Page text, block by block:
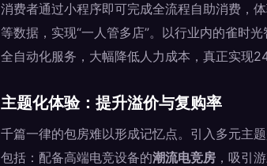
消费者通过小程序即可完成全流程自助消费，
等数据，实现“一人管多店”。以行业内的雀时
全自动化服务，大幅降低人力成本，真正实现24
主题化体验：提升溢价与复购率
千篇一律的包房难以形成记忆点。引入多元主
包括：配备高端电竞设备的潮流电竞房 ，吸引